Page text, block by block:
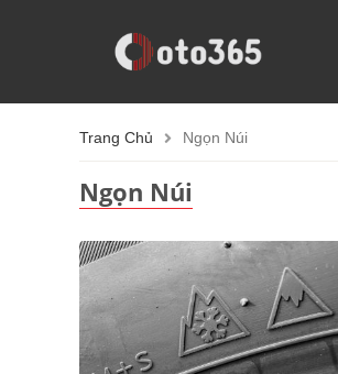
Trang Chủ Ngọn Núi
Ngọn Núi